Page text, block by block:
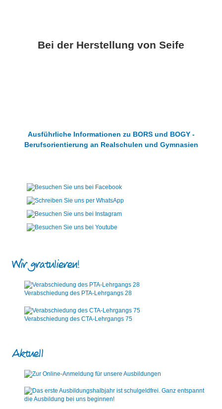
Bei der Herstellung von Seife
Ausführliche Informationen zu BORS und BOGY -
Berufsorientierung an Realschulen und Gymnasien
Wir gratulieren!
Verabschiedung des PTA-Lehrgangs 28
Verabschiedung des CTA-Lehrgangs 75
Aktuell